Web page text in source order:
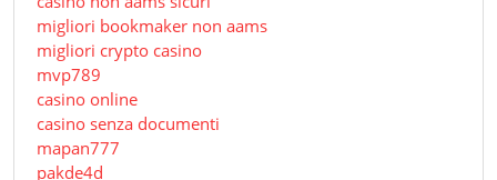
migliori bookmaker non aams
migliori crypto casino
mvp789
casino online
casino senza documenti
mapan777
pakde4d